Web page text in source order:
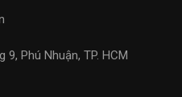
9, Phú Nhuận, TP. HCM